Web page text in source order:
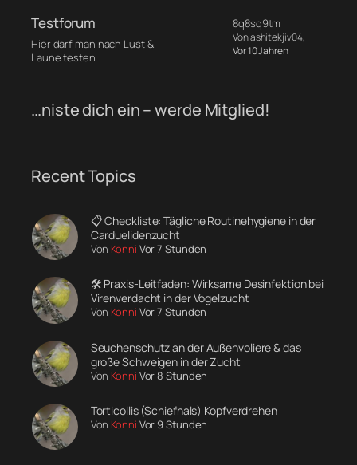
Testforum
Hier darf man nach Lust &
Laune testen
8q8sq9tm
Von ashitekjiv04,
Vor 10 Jahren
…niste dich ein – werde Mitglied!
Recent Topics
📋 Checkliste: Tägliche Routinehygiene in der
Carduelidenzucht
Von Konni Vor 7 Stunden
🛠️ Praxis-Leitfaden: Wirksame Desinfektion bei
Virenverdacht in der Vogelzucht
Von Konni Vor 7 Stunden
Seuchenschutz an der Außenvoliere & das
große Schweigen in der Zucht
Von Konni Vor 8 Stunden
Torticollis (Schiefhals) Kopfverdrehen
Von Konni Vor 9 Stunden